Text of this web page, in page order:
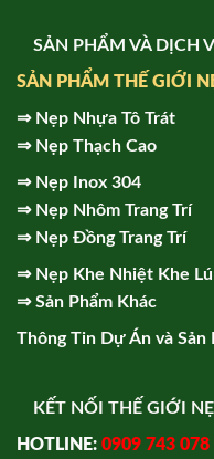
SẢN PHẨM VÀ DỊCH
SẢN PHẨM THẾ GIỚI
⇒ Nẹp Nhựa Tô Trát
⇒ Nẹp Thạch Cao
⇒ Nẹp Inox 304
⇒ Nẹp Nhôm Trang Trí
⇒ Nẹp Đồng Trang Trí
⇒ Nẹp Khe Nhiệt Khe
⇒Sản Phẩm Khác
Thông Tin Dự Án và Sản
KẾT NỐI THẾ GIỚI
HOTLINE: 0909 743 078